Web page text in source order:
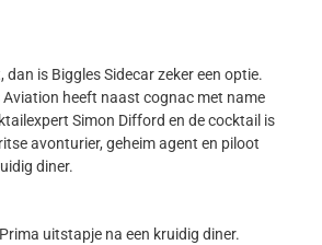
is Biggles Sidecar zeker een optie.
heeft naast cognac met name
Simon Difford en de cocktail is
avonturier, geheim agent en piloot
diner.
uitstapje na een kruidig diner.